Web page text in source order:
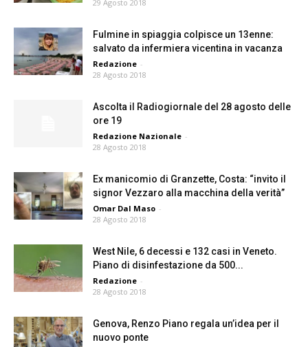
29 Agosto 2018
Fulmine in spiaggia colpisce un 13enne:
salvato da infermiera vicentina in vacanza
Redazione -
28 Agosto 2018
Ascolta il Radiogiornale del 28 agosto delle
ore 19
Redazione Nazionale -
28 Agosto 2018
Ex manicomio di Granzette, Costa: “invito il
signor Vezzaro alla macchina della verità”
Omar Dal Maso -
28 Agosto 2018
West Nile, 6 decessi e 132 casi in Veneto.
Piano di disinfestazione da 500...
Redazione -
28 Agosto 2018
Genova, Renzo Piano regala un’idea per il
nuovo ponte